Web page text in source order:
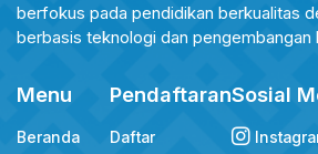
berfokus pada pendidikan berkualitas
berbasis teknologi dan pengembangan
Menu
Beranda
Pendaftaran
Daftar
Sosial